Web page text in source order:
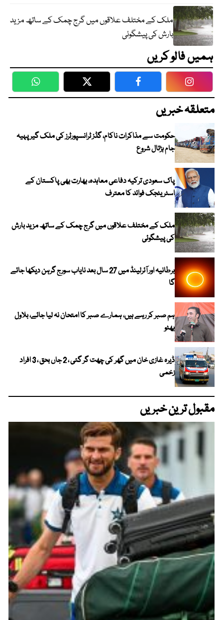
ملک کے مختلف علاقوں میں گرج چمک کے ساتھ مزید
بارش کی پیشگوئی
ہمیں فالو کریں
WhatsApp Twitter Facebook
متعلقہ خبریں
حکومت سے مذاکرات ناکام، گڈز ٹرانسپورٹرز کی ملک گیر پہیہ
جام ہڑتال شروع
پاک سعودی ترکیہ دفاعی معاہدہ، بھارت بھی پاکستان کے
اسٹریٹجک فوائد کا معترف
ملک کے مختلف علاقوں میں گرج چمک کے ساتھ مزید بارش
کی پیشگوئی
برطانیہ اور آئرلینڈ میں 27 سال بعد نایاب سورج گرہن دیکھا جائے
گا
ہم صبر کر رہے ہیں، ہمارے صبر کا امتحان نہ لیا جائے، بلاول
بھٹو
ڈیرہ غازی خان میں گھر کی چھت گر گئی ، 2 جاں بحق ، 3 افراد
زخمی
مقبول ترین خبریں